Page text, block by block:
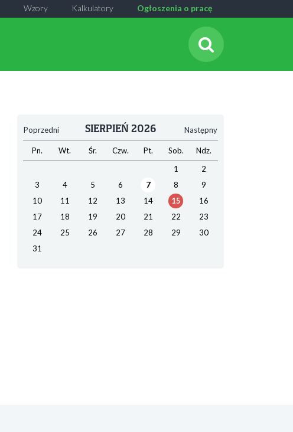
Ogłoszenia o pracę
Kalkulatory
Wzory
Poprzedni Następny
SIERPIEŃ 2026
Pn. Wt. Śr. Czw. Pt. Sob.
Ndz.
1
2
3
4 5 6 7 8
9
10
11 12 13 14 15
16
17
18 19 20 21 22
23
24
25 26 27 28 29
30
31